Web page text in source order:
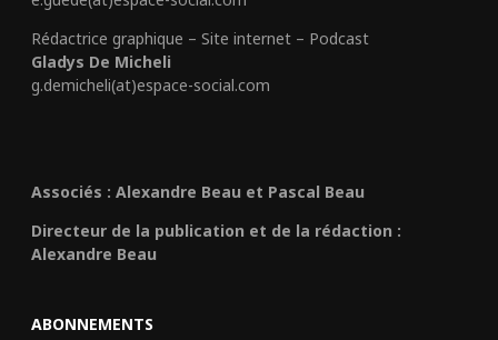
Rédactrice graphique – Site internet – Podcast
Gladys De Micheli
g.demicheli(at)espace-social.com
Associés : Alexandre Beau et Pascal Beau
Directeur de la publication et de la rédaction :
Alexandre Beau
ABONNEMENTS